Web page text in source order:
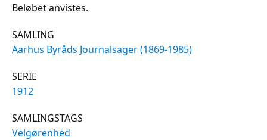
Beløbet anvistes.
SAMLING
Aarhus Byråds Journalsager (1869-1985)
SERIE
1912
SAMLINGSTAGS
Velgørenhed